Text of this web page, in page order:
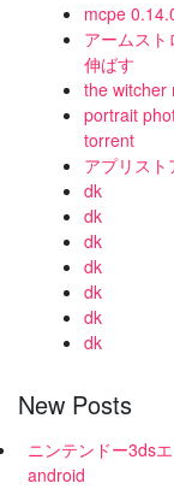
mcpe
アームス
伸ばす
the witcher
portrait
torrent
アプリス
dk
dk
dk
dk
dk
dk
dk
New Posts
ニンテンドー3ds
android